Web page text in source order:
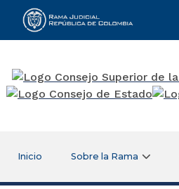
Rama Judicial
Inicio Sobre la Rama